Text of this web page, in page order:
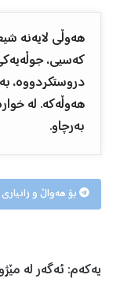
هەوڵی لایەنە
کەسیی،
دروستکردووە،
هەوڵەکە. لە
بەرچاو.
بۆ هەواڵ و
یەکەم: ئەگەر لە